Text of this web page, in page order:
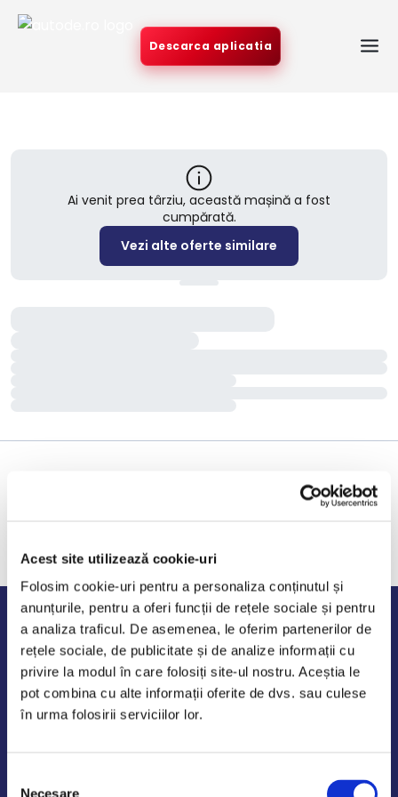
Acest site utilizează cookie-uri
Folosim cookie-uri pentru a personaliza conținutul și
anunțurile, pentru a oferi funcții de rețele sociale și pentru
a analiza traficul. De asemenea, le oferim partenerilor de
rețele sociale, de publicitate și de analize informații cu
privire la modul în care folosiți site-ul nostru. Aceștia le
pot combina cu alte informații oferite de dvs. sau culese
în urma folosirii serviciilor lor.
Necesare
Descarca aplicatia
Ai venit prea târziu, această mașină a fost
cumpărată.
Vezi alte oferte similare
Program de lucru
Luni - Vineri: 09:00-18:00
Sambata - Duminica: 10:00-14:00